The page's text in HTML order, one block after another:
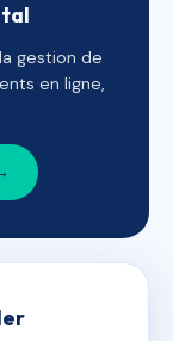
gestion de
en ligne,